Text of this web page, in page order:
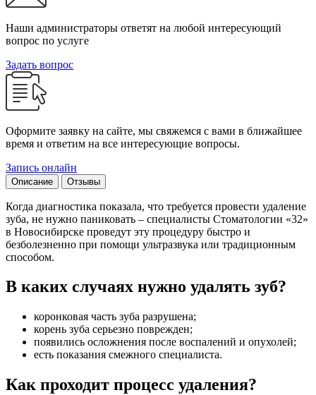
Наши администраторы ответят на любой интересующий
вопрос по услуге
Задать вопрос
Оформите заявку на сайте, мы свяжемся с вами в ближайшее
время и ответим на все интересующие вопросы.
Запись онлайн
Описание Отзывы
Когда диагностика показала, что требуется провести удаление
зуба, не нужно паниковать – специалисты Стоматологии «32»
в Новосибирске проведут эту процедуру быстро и
безболезненно при помощи ультразвука или традиционным
способом.
В каких случаях нужно удалять зуб?
коронковая часть зуба разрушена;
корень зуба серьезно поврежден;
появились осложнения после воспалений и опухолей;
есть показания смежного специалиста.
Как проходит процесс удаления?